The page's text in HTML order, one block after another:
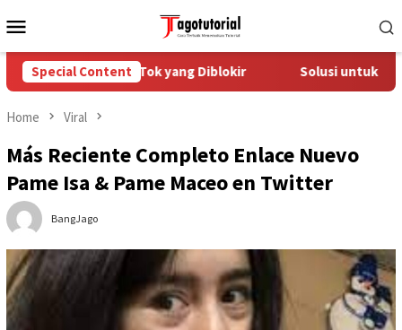
to
Menu
Special Content
Akun TikTok yang Diblokir Solusi untuk Akun
Home Viral
Más Reciente Completo Enlace Nuevo
Pame Isa & Pame Maceo en Twitter
BangJago